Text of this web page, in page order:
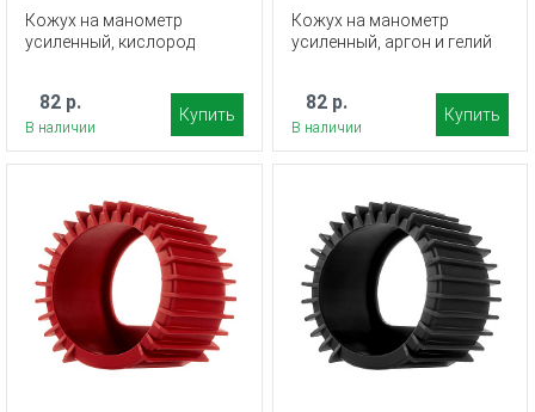
Кожух на манометр
усиленный, кислород
82 р.
В наличии
Купить
Кожух на манометр
усиленный, аргон и гелий
82 р.
В наличии
Купить